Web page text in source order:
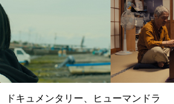
ドキュメンタリー、ヒューマンドラ